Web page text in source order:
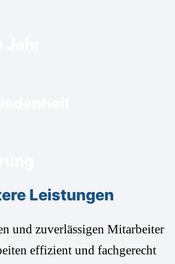
Leistungen
und zuverlässigen Mitarbeiter
effizient und fachgerecht